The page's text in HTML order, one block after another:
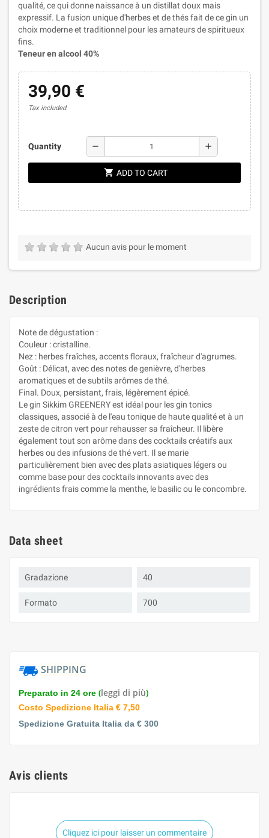
qualité, ce qui donne naissance à un distillat doux mais
expressif. La fusion unique d'herbes et de thés fait de ce gin un
choix moderne et traditionnel pour les amateurs de spiritueux
fins.
Teneur en alcool 40%
39,90 €
Tax included
Quantity remove add
shopping_cart ADD TO CART
Aucun avis pour le moment
Description
Note de dégustation :
Couleur : cristalline.
Nez : herbes fraîches, accents floraux, fraîcheur d'agrumes.
Goût : Délicat, avec des notes de genièvre, d'herbes
aromatiques et de subtils arômes de thé.
Final. Doux, persistant, frais, légèrement épicé.
Le gin Sikkim GREENERY est idéal pour les gin tonics
classiques, associé à de l'eau tonique de haute qualité et à un
zeste de citron vert pour rehausser sa fraîcheur. Il libère
également tout son arôme dans des cocktails créatifs aux
herbes ou des infusions de thé vert. Il se marie
particulièrement bien avec des plats asiatiques légers ou
comme base pour des cocktails innovants avec des
ingrédients frais comme la menthe, le basilic ou le concombre.
Data sheet
Gradazione 40
Formato 700
SHIPPING
Preparato in 24 ore (leggi di più)
Costo Spedizione Italia € 7,50
Spedizione Gratuita Italia da € 300
Avis clients
Cliquez ici pour laisser un commentaire